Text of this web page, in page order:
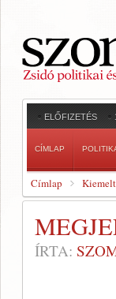
ELŐFIZETÉS
CÍMLAP
Címlap Kiemelt
ÍRTA: